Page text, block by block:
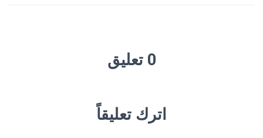
0 تعليق
اترك تعليقاً